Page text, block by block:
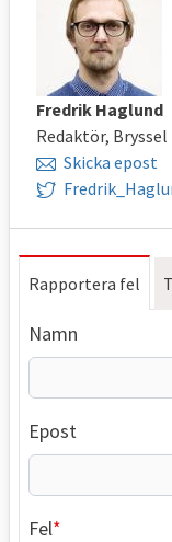
Fredrik Haglund
Redaktör, Bryssel
Skicka epost
Rapportera fel
Namn
Epost
Fel